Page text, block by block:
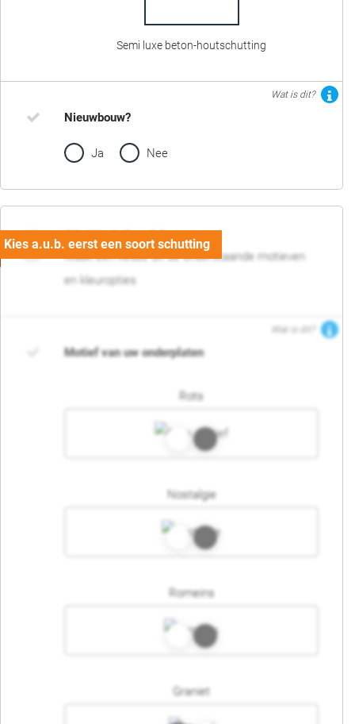
Semi luxe beton-houtschutting
Wat is dit?
Nieuwbouw?
Ja Nee
02. Motief en kleur
Maak een keuze uit de onderstaande motieven
en kleuropties
Wat is dit?
Motief van uw onderplaten
Rots
Nostalgie
Romeins
Graniet